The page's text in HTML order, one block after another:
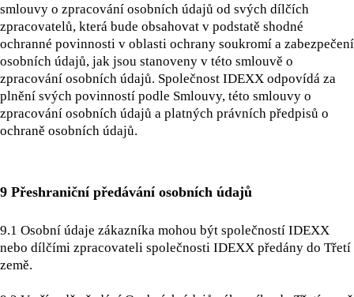
smlouvy o zpracování osobních údajů od svých dílčích
zpracovatelů, která bude obsahovat v podstatě shodné
ochranné povinnosti v oblasti ochrany soukromí a zabezpečení
osobních údajů, jak jsou stanoveny v této smlouvě o
zpracování osobních údajů. Společnost IDEXX odpovídá za
plnění svých povinností podle Smlouvy, této smlouvy o
zpracování osobních údajů a platných právních předpisů o
ochraně osobních údajů.
9 Přeshraniční předávání osobních údajů
9.1 Osobní údaje zákazníka mohou být společností IDEXX
nebo dílčími zpracovateli společnosti IDEXX předány do Třetí
země.